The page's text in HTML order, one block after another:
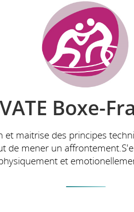
Boxe-
et maitrise des principes
de mener un
et